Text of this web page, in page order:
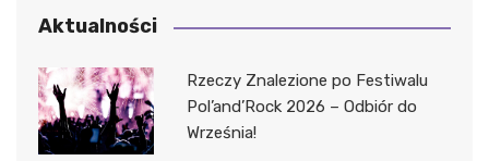
Aktualności
Rzeczy Znalezione po Festiwalu
Pol’and’Rock 2026 – Odbiór do
Września!